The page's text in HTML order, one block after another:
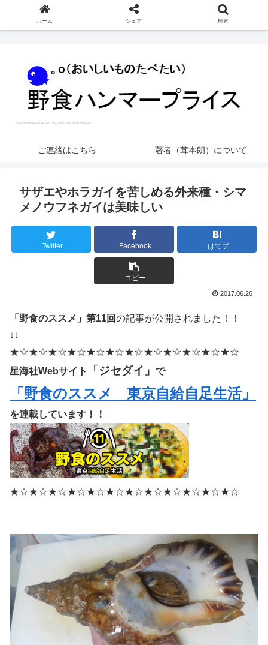
ご連絡はこちら 著者（茸本朗）について
サザエやホラガイを苦しめる外来種・シマ
メノウフネガイは美味しい
Twitter Facebook はてブ
コピー
2017.06.26
「野食のススメ」第11回の記事が公開されました！！
↓↓
★☆★☆★☆★☆★☆★☆★☆★☆★☆★☆★☆★☆
星海社Webサイト
「ジセダイ」 で
「野食のススメ 東京自給自足生活」
を連載しています！！
★☆★☆★☆★☆★☆★☆★☆★☆★☆★☆★☆★☆
ホーム シェア 検索